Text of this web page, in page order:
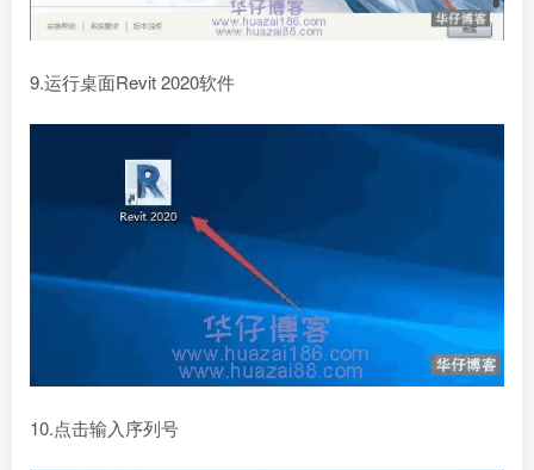
9.运行桌面Revit 2020软件
10.点击输入序列号